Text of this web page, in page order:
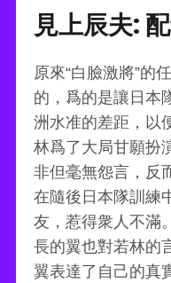
見上辰夫:
原來“白臉激將”的
的，爲的是讓日本
洲水准的差距，以
林爲了大局甘願扮
非但毫無怨言，反
在隨後日本隊訓練
友，惹得衆人不滿
長的翼也對若林的
翼表達了自己的真